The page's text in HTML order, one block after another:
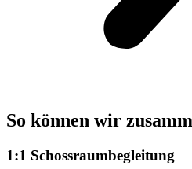
So können wir
1:1 Schossraumbegleitung